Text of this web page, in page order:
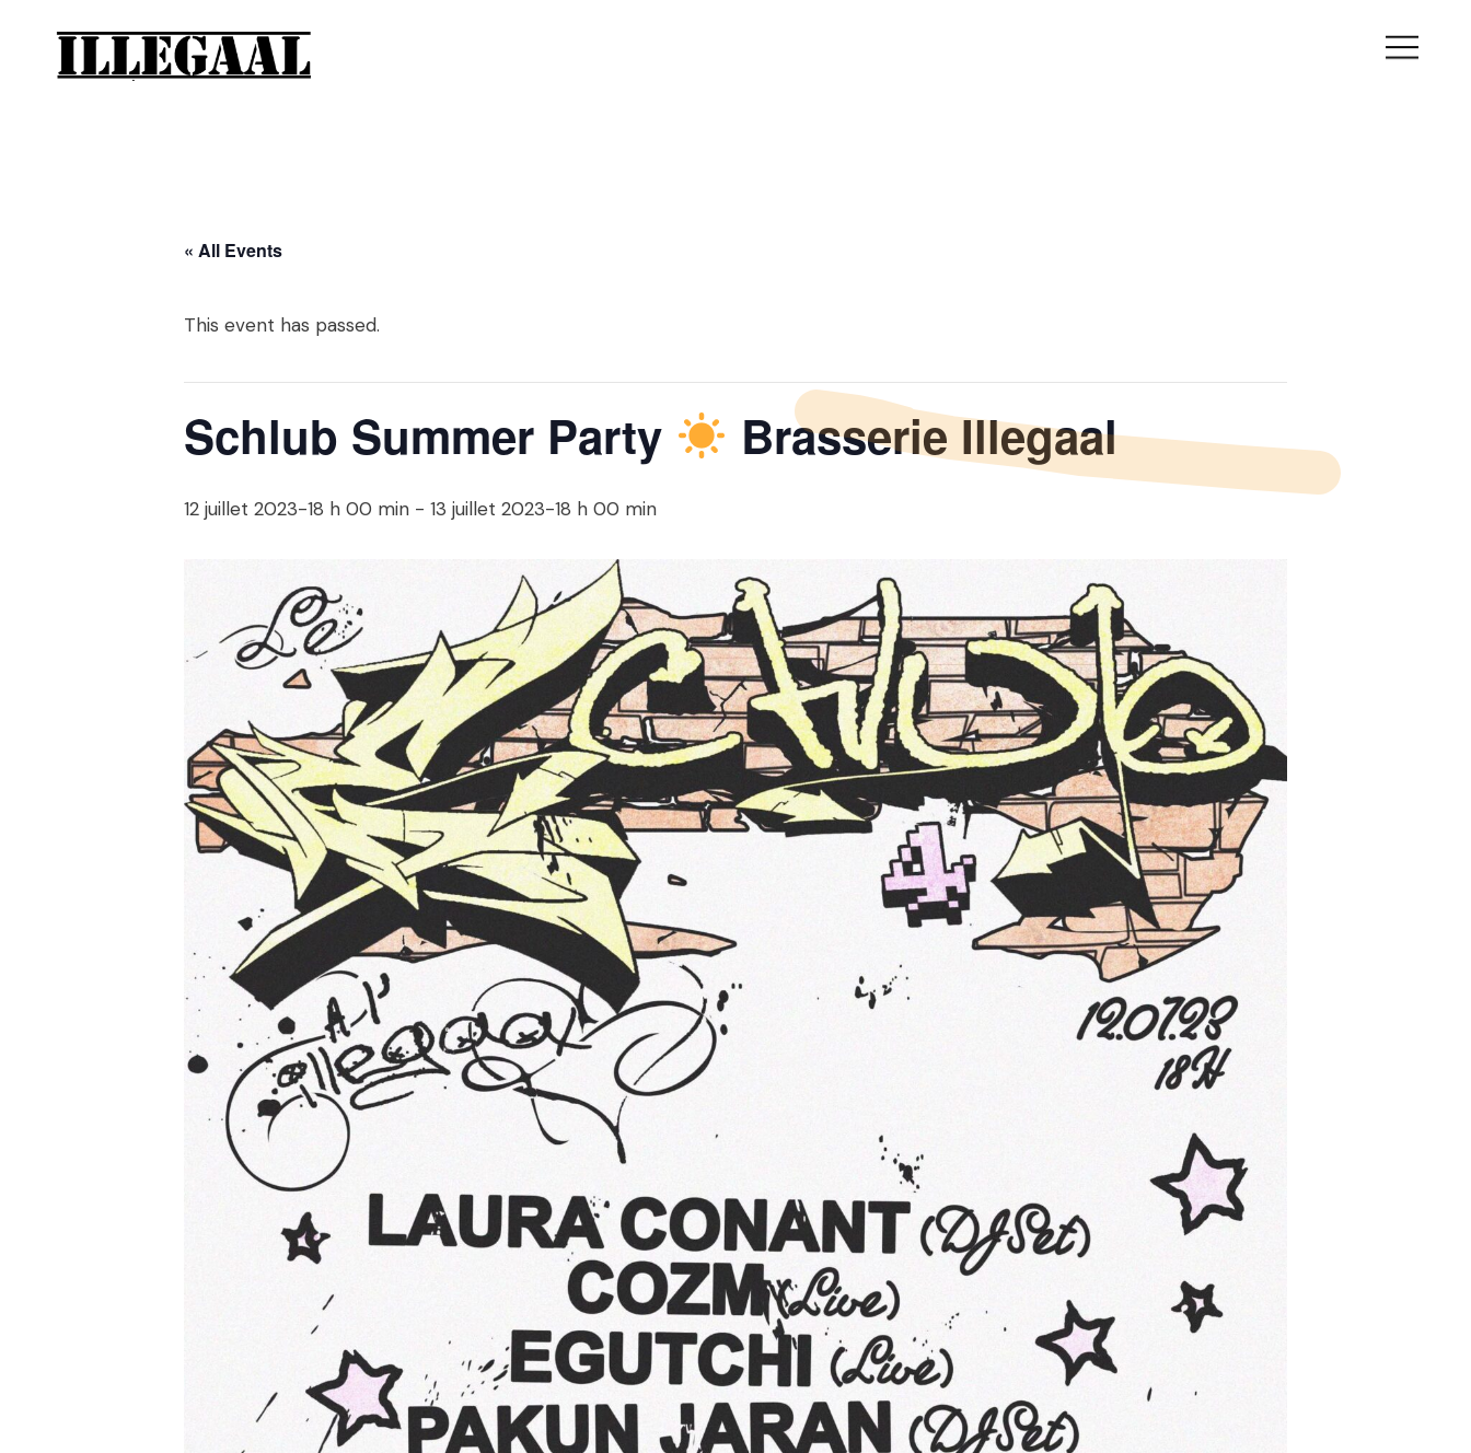
« All Events
This event has passed.
Schlub Summer Party Brasserie Illegaal
12 juillet 2023-18 h 00 min - 13 juillet 2023-18 h 00 min